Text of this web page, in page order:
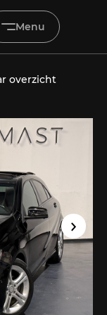
Menu
overzicht